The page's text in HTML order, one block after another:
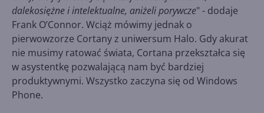
dalekosiężne i intelektualne, aniżeli porywcze" - dodaje
Frank O’Connor. Wciąż mówimy jednak o
pierwowzorze Cortany z uniwersum Halo. Gdy akurat
nie musimy ratować świata, Cortana przekształca się
w asystentkę pozwalającą nam być bardziej
produktywnymi. Wszystko zaczyna się od Windows
Phone.